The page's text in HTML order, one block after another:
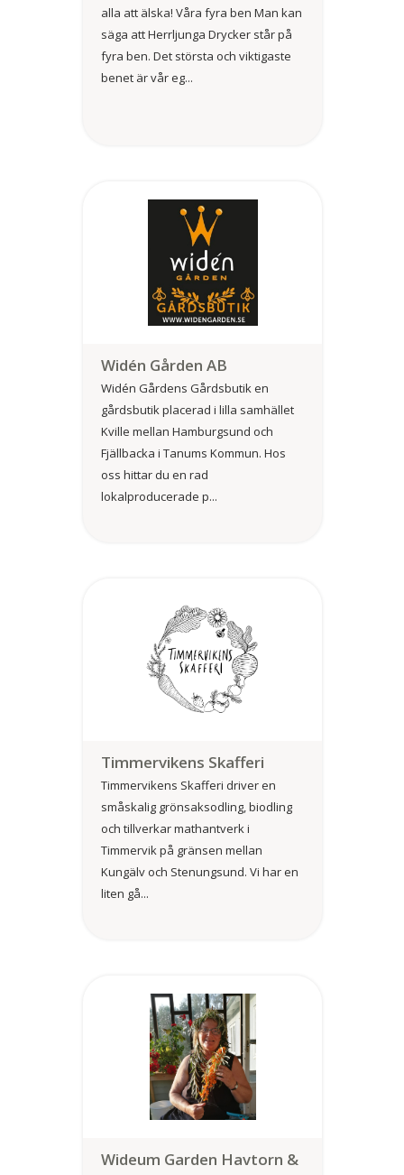
alla att älska! Våra fyra ben Man kan
säga att Herrljunga Drycker står på
fyra ben. Det största och viktigaste
benet är vår eg...
Widén Gården AB
Widén Gårdens Gårdsbutik en
gårdsbutik placerad i lilla samhället
Kville mellan Hamburgsund och
Fjällbacka i Tanums Kommun. Hos
oss hittar du en rad
lokalproducerade p...
Timmervikens Skafferi
Timmervikens Skafferi driver en
småskalig grönsaksodling, biodling
och tillverkar mathantverk i
Timmervik på gränsen mellan
Kungälv och Stenungsund. Vi har en
liten gå...
Wideum Garden Havtorn &